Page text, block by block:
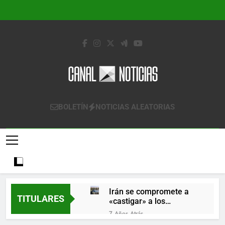
Canal Noticias
Canal Noticias
BOLETÍN NOTICIAS ALEATORIAS
TITULARES
Irán se compromete a
«castigar» a los
responsables de
derribar un avión
7 Años Atrás